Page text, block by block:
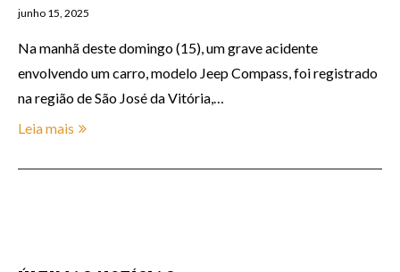
junho 15, 2025
Na manhã deste domingo (15), um grave acidente
envolvendo um carro, modelo Jeep Compass, foi registrado
na região de São José da Vitória,…
Leia mais